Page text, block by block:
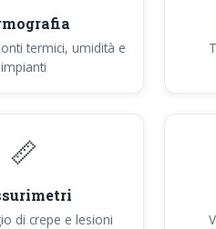
termici, umidità e
impianti
📏
di crepe e lesioni